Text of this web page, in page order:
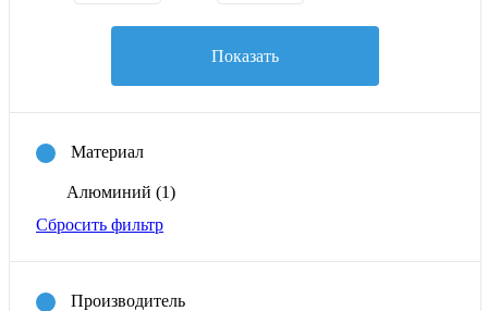
Показать
Материал
Алюминий (1)
Сбросить фильтр
Производитель